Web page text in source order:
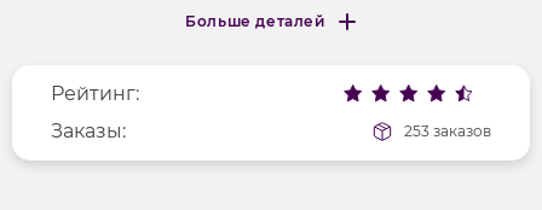
Фактура материала
текстильный
Больше деталей
Меньше деталей
Рейтинг:
Заказы:
253 заказов